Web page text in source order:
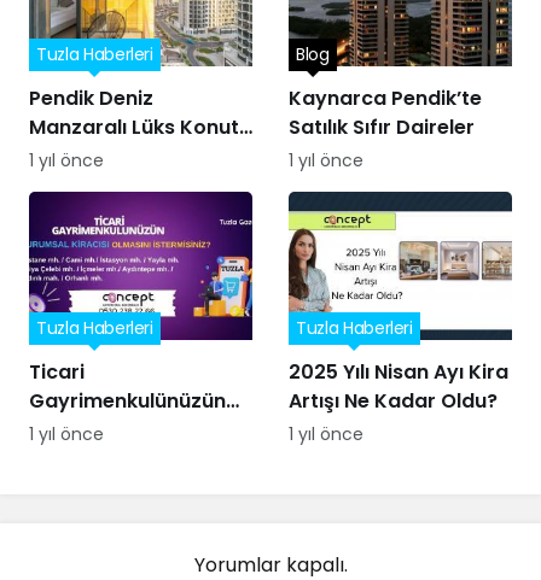
Pendik Deniz
Manzaralı Lüks Konut
Projesi
Tuzla Haberleri
1 yıl önce
Kaynarca Pendik’te
Satılık Sıfır Daireler
Blog
1 yıl önce
Ticari
Gayrimenkulünüzün
Kurumsal Kiracısı
Tuzla Haberleri
1 yıl önce
2025 Yılı Nisan Ayı Kira
Artışı Ne Kadar Oldu?
Tuzla Haberleri
1 yıl önce
Yorumlar kapalı.